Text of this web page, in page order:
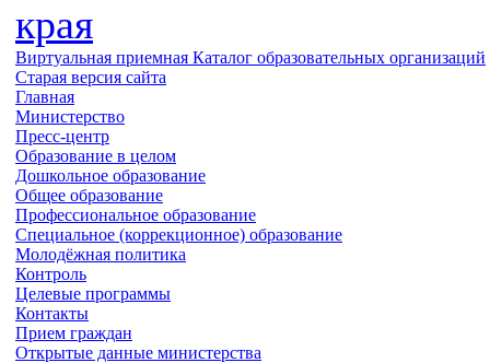
края
Виртуальная приемная Каталог образовательных организаций
Старая версия сайта
Главная
Министерство
Пресс-центр
Образование в целом
Дошкольное образование
Общее образование
Профессиональное образование
Специальное (коррекционное) образование
Молодёжная политика
Контроль
Целевые программы
Контакты
Прием граждан
Открытые данные министерства